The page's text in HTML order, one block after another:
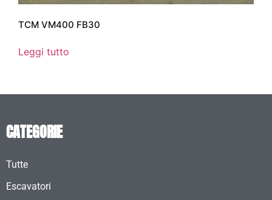
TCM VM400 FB30
Leggi tutto
CATEGORIE
Tutte
Escavatori